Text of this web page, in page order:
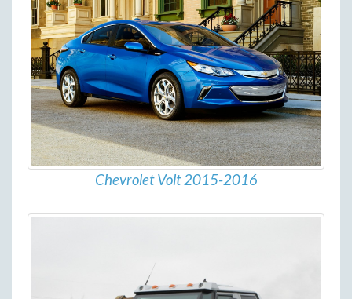
Chevrolet Volt 2015-2016